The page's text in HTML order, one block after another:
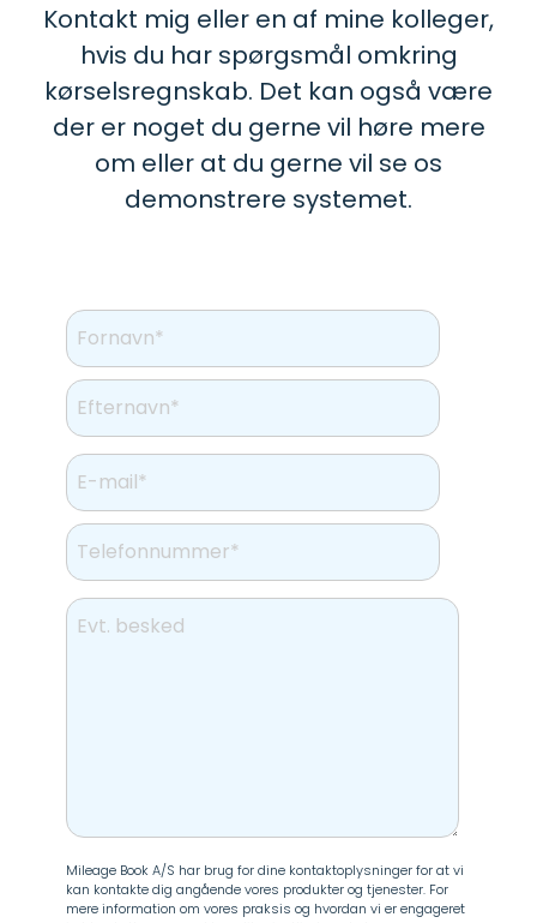
Kontakt mig eller en af mine kolleger,
hvis du har spørgsmål omkring
kørselsregnskab. Det kan også være
der er noget du gerne vil høre mere
om eller at du gerne vil se os
demonstrere systemet.
Mileage Book A/S har brug for dine kontaktoplysninger for at vi
kan kontakte dig angående vores produkter og tjenester. For
mere information om vores praksis og hvordan vi er engageret